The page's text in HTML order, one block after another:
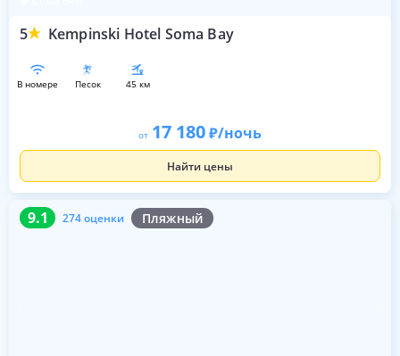
5 Kempinski Hotel Soma Bay
в номере песок 45 км
от 17 180 /ночь
Найти цены
9.1 274 оценки Пляжный
9.1 274 оценки